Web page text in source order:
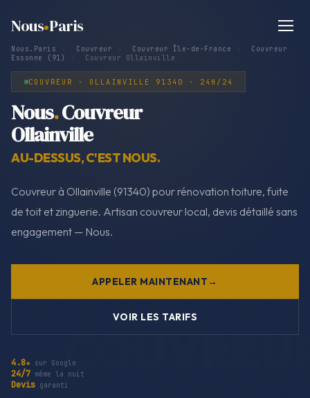
Nous Paris
Nous.Paris Couvreur Couvreur Île-de-France
Couvreur
Essonne (91)
Couvreur Ollainville
COUVREUR · OLLAINVILLE 91340 · 24H/24
Nous.Couvreur
Ollainville
AU-DESSUS, C'EST NOUS.
Couvreur à Ollainville (91340) pour rénovation toiture, fuite
de toit et zinguerie. Artisan couvreur local, devis détaillé sans
engagement — Nous.
APPELER MAINTENANT
VOIR LES TARIFS
4.8★ sur Google
24/7 même la nuit
Devis garanti